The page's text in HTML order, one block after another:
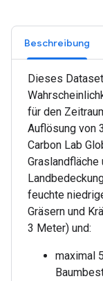
Beschreibung
Dieses
für den
Auflösung von
Carbon Lab
feuchte
Gräsern und
3 Meter) und:
maximal